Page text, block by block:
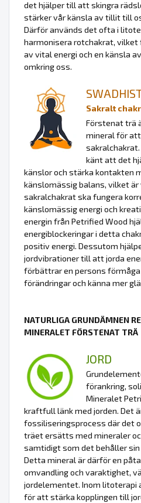
det hjälper till att skingra
stärker vår känsla av tillit till
Därför används det ofta i
harmonisera rotchakrat,
av vital energi och en känsla
omkring oss.
Sakralt
Förstenat trä
mineral för
känt att det
känslor och stärka kontakten
känslomässig balans, vilket
sakralchakrat ska fungera
känslomässig energi och
energin från Petrified Wood
energiblockeringar i detta
positiv energi. Dessutom
jordvibrationer till att jorda
förbättrar en persons
förändringar och känna mer
NATURLIGA GRUNDÄMNEN
MINERALET FÖRSTENAT TRÄ
JORD
förankring,
Mineralet
kraftfull länk med jorden. Det
fossiliseringsprocess där det
träet ersätts med mineraler
samtidigt som det behåller
Detta mineral är därför en
omvandling och varaktighet,
jordelementet. Inom litoterapi
för att stärka kopplingen till